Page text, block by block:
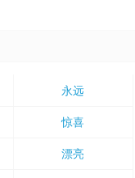
永远
惊喜
漂亮